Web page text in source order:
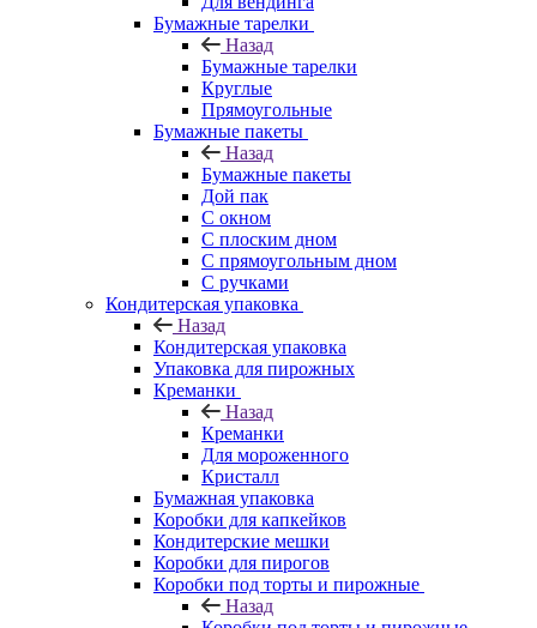
Бумажные тарелки
Назад
Бумажные тарелки
Круглые
Прямоугольные
Бумажные пакеты
Назад
Бумажные пакеты
Дой пак
С окном
С плоским дном
С прямоугольным дном
С ручками
Кондитерская упаковка
Назад
Кондитерская упаковка
Упаковка для пирожных
Креманки
Назад
Креманки
Для мороженного
Кристалл
Бумажная упаковка
Коробки для капкейков
Кондитерские мешки
Коробки для пирогов
Коробки под торты и пирожные
Назад